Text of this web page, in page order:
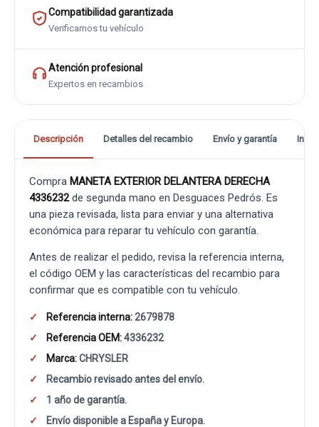
Compatibilidad garantizada
Verificamos tu vehículo
Atención profesional
Expertos en recambios
Descripción Detalles del recambio Envío y garantía
Compra MANETA EXTERIOR DELANTERA DERECHA
4336232de segunda mano en Desguaces Pedrós. Es
una pieza revisada, lista para enviar y una alternativa
económica para reparar tu vehículo con garantía.
Antes de realizar el pedido, revisa la referencia interna,
el código OEM y las características del recambio para
confirmar que es compatible con tu vehículo.
Referencia interna:2679878
Referencia OEM:4336232
Marca:CHRYSLER
Recambio revisado antes del envío.
1 año de garantía.
Envío disponible a España y Europa.